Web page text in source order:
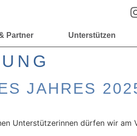
Partner Unterstützen
JAHRES
Unterstützerinnen dürfen wir am